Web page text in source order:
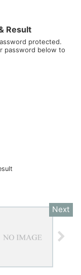
Result
protected.
password below to